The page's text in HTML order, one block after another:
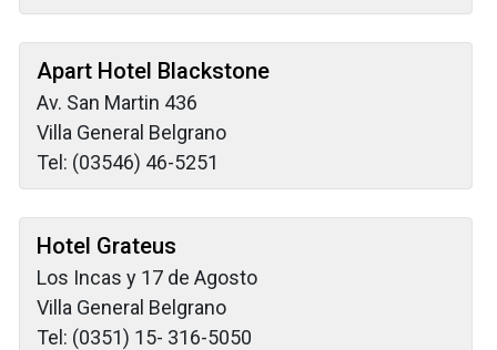
Apart Hotel Blackstone
Av. San Martin 436
Villa General Belgrano
Tel: (03546) 46-5251
Hotel Grateus
Los Incas y 17 de Agosto
Villa General Belgrano
Tel: (0351) 15- 316-5050